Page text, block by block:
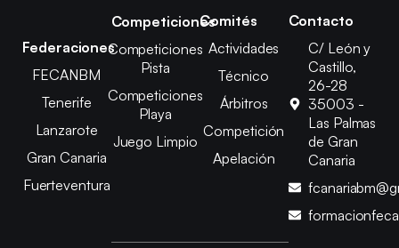
Federaciones
FECANBM
Tenerife
Lanzarote
Gran Canaria
Fuerteventura
Competiciones
Competiciones
Pista
Competiciones
Playa
Juego Limpio
Comités
Actividades
Técnico
Árbitros
Competición
Apelación
Contacto
C/ León y
Castillo,
26-28
35003 -
Las Palmas
de Gran
Canaria